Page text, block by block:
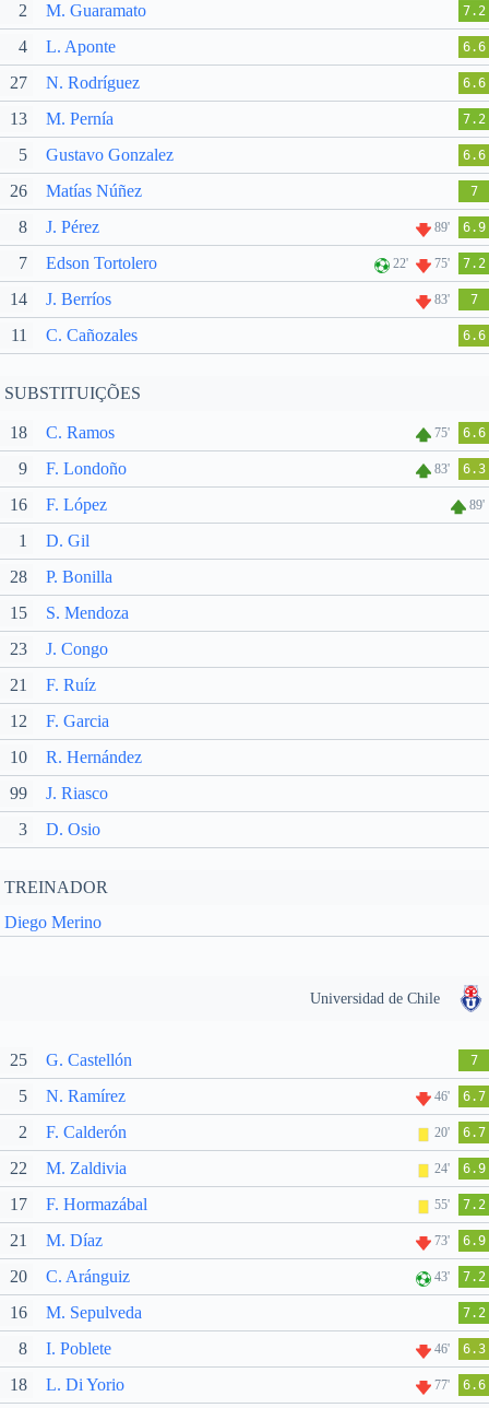
2 M. Guaramato 7.2
4 L. Aponte 6.6
27 N. Rodríguez 6.6
13 M. Pernía 7.2
5 Gustavo Gonzalez 6.6
26 Matías Núñez 7
8 J. Pérez 89' 6.9
7 Edson Tortolero 22' 75' 7.2
14 J. Berríos 83' 7
11 C. Cañozales 6.6
SUBSTITUIÇÕES
18 C. Ramos 75' 6.6
9 F. Londoño 83' 6.3
16 F. López 89'
1
D. Gil
28
P. Bonilla
15
S. Mendoza
23
J. Congo
21
F. Ruíz
12
F. Garcia
10
R. Hernández
99
J. Riasco
3
D. Osio
TREINADOR
Diego Merino
Universidad de Chile
25 G. Castellón 7
5 N. Ramírez 46' 6.7
2 F. Calderón 20' 6.7
22 M. Zaldivia 24' 6.9
17 F. Hormazábal 55' 7.2
21 M. Díaz 73' 6.9
20 C. Aránguiz 43' 7.2
16 M. Sepulveda 7.2
8 I. Poblete 46' 6.3
18 L. Di Yorio 77' 6.6